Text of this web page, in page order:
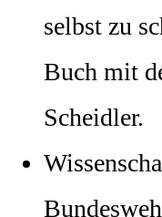
selbst zu
Buch mit
Scheidler.